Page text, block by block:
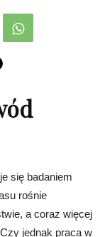
się badaniem
rośnie
a coraz więcej
jednak praca w